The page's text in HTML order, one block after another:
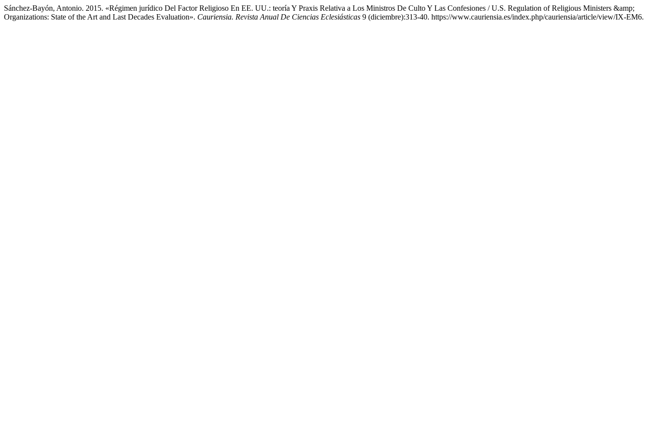
Sánchez-Bayón, Antonio. 2015. «Régimen jurídico Del Factor Religioso En EE. UU.: teoría Y Praxis Relativa a Los Ministros De Culto Y Las Confesiones / U.S. Regulation of Religious Ministers &amp;
Organizations: State of the Art and Last Decades Evaluation». Cauriensia. Revista Anual De Ciencias Eclesiásticas 9 (diciembre):313-40. https://www.cauriensia.es/index.php/cauriensia/article/view/IX-EM6.